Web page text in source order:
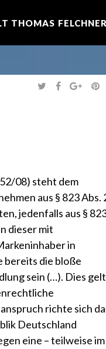
THOMAS
T
W
F
A
G
O
P
I
08) steht dem
aus § 823 Abs.
jedenfalls aus §
dieser mit
in
bereits die bloße
sein (…). Dies
richte sich
Deutschland
eine – teilweise im